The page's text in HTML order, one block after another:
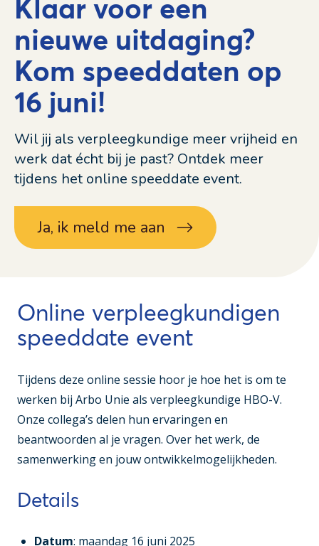
Klaar voor een
nieuwe uitdaging?
Kom speeddaten op
16 juni!
Ja, ik meld me aan
Wil jij als verpleegkundige meer vrijheid en
werk dat écht bij je past? Ontdek meer
tijdens het online speeddate event.
Online verpleegkundigen
speeddate event
Tijdens deze online sessie hoor je hoe het is om te
werken bij Arbo Unie als verpleegkundige HBO-V.
Onze collega’s delen hun ervaringen en
beantwoorden al je vragen. Over het werk, de
samenwerking en jouw ontwikkelmogelijkheden.
Details
Datum: maandag 16 juni 2025